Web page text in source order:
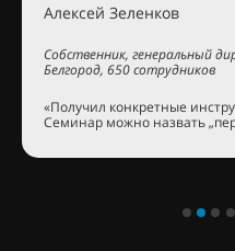
Алексей Зеленков
Собственник, генеральный
Белгород, 650 сотрудников
«Получил конкретные
Семинар можно назвать